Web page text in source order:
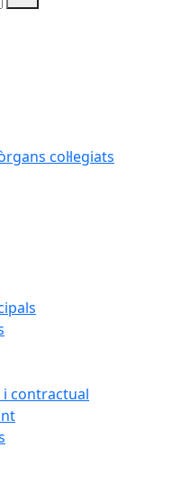
col·legiats
contractual